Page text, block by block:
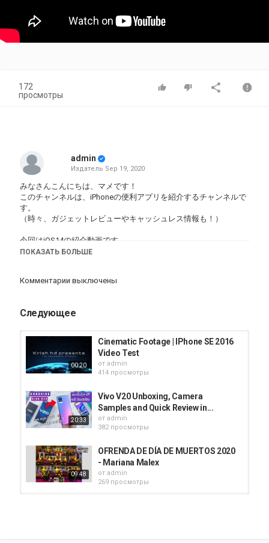
172
просмотры
admin
Издатель Sep 19, 2020
みなさんこんにちは、マメです！
このチャンネルは、iPhoneの便利アプリを紹介するチャンネルで
す。
（時々、ガジェットレビューやキャッシュレス情報も！）
今回はiOS14の紹介動画です。
新機能を丁寧に紹介していきます。
0:26 ウィジェット
4:57 ピクチャインピクチャ
6:49 時計アプリ
7:12 メモアプリ
8:08 カメラ
8:39 設定アプリ
10:15 サウンド認識
10:37 AppClip
11:17 翻訳機能
12:17 睡眠機能
#iPhone
#iOS14
#Apple
ПОКАЗАТЬ БОЛЬШЕ
Комментарии выключены
Следующее
00:20
Cinematic Footage | IPhone SE 2016
Video Test
от admin
414 просмотры
20:33
Vivo V20 Unboxing, Camera
Samples and Quick Review in...
от admin
382 просмотры
09:48
OFRENDA DE DÍA DE MUERTOS 2020
- Mariana Malex
от admin
269 просмотры